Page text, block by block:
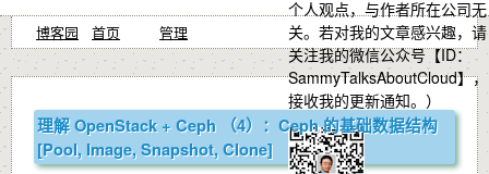
个人观点，与作者所在公司无
关。若对我的文章感兴趣，请
关注我的微信公众号【ID：
SammyTalksAboutCloud】，
接收我的更新通知。）
博客园 首页 管理
理解 OpenStack + Ceph （4）：Ceph 的基础数据结构
[Pool, Image, Snapshot, Clone]